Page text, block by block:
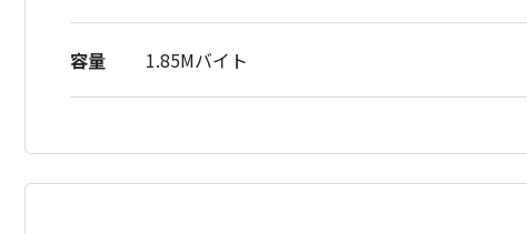
容量 1.85Mバイト